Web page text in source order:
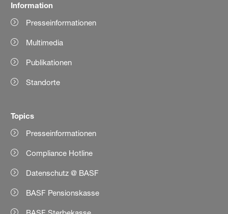
Information
Presseinformationen
Multimedia
Publikationen
Standorte
Topics
Presseinformationen
Compliance Hotline
Datenschutz @ BASF
BASF Pensionskasse